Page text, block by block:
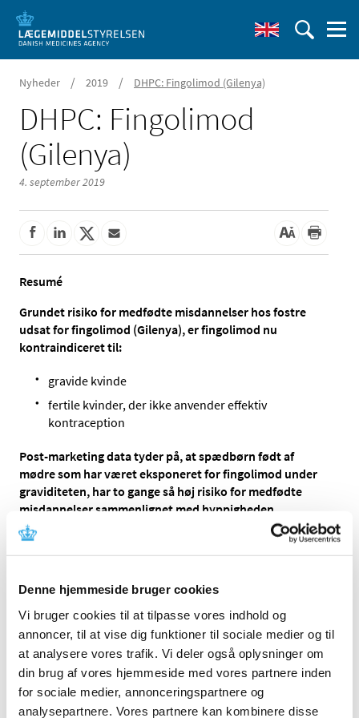
Denne hjemmeside bruger cookies
Vi bruger cookies til at tilpasse vores indhold og
annoncer, til at vise dig funktioner til sociale medier og til
at analysere vores trafik. Vi deler også oplysninger om
din brug af vores hjemmeside med vores partnere inden
for sociale medier, annonceringspartnere og
analysepartnere. Vores partnere kan kombinere disse
Nyheder / 2019 / DHPC: Fingolimod (Gilenya)
DHPC: Fingolimod
(Gilenya)
4. september 2019
Resumé
Grundet risiko for medfødte misdannelser hos fostre
udsat for fingolimod (Gilenya), er fingolimod nu
kontraindiceret til:
gravide kvinde
fertile kvinder, der ikke anvender effektiv
kontraception
Post-marketing data tyder på, at spædbørn født af
mødre som har været eksponeret for fingolimod under
graviditeten, har to gange så høj risiko for medfødte
misdannelser sammenlignet med hyppigheden
observeret i den generelle befolkning (2-3 %;
EUROCAT1).
det sikres at:
patienten er informeret om risikoen for skadelige
påvirkninger af fosteret i forbindelse med
fingolimod-behandling
der foreligger resultat fra en negativ graviditetstest
inden behandlingens opstart